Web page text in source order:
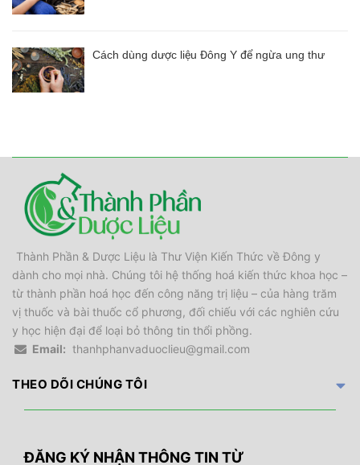
Cách dùng dược liệu Đông Y để ngừa ung thư
Thành Phần & Dược Liệu là Thư Viện Kiến Thức về Đông y
dành cho mọi nhà. Chúng tôi hệ thống hoá kiến thức khoa học –
từ thành phần hoá học đến công năng trị liệu – của hàng trăm
vị thuốc và bài thuốc cổ phương, đối chiếu với các nghiên cứu
y học hiện đại để loại bỏ thông tin thổi phồng.
Email: thanhphanvaduoclieu@gmail.com
THEO DÕI CHÚNG TÔI
ĐĂNG KÝ NHẬN THÔNG TIN TỪ